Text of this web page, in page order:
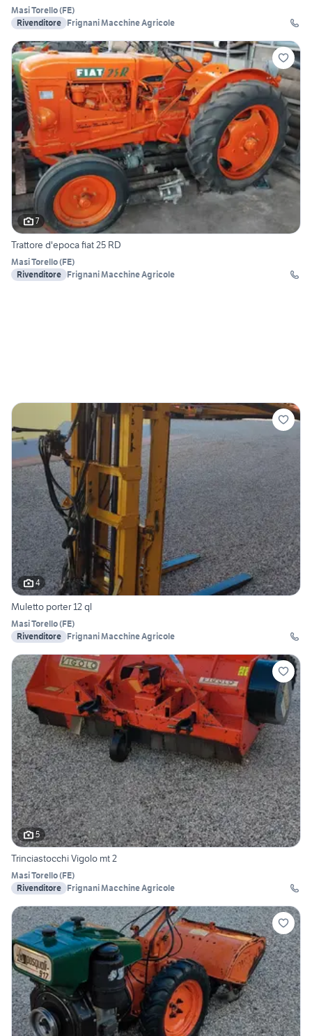
Masi Torello(FE)
Rivenditore Frignani Macchine Agricole
7
Trattore d'epoca fiat 25 RD
Masi Torello(FE)
Rivenditore Frignani Macchine Agricole
4
Muletto porter 12 ql
Masi Torello(FE)
Rivenditore Frignani Macchine Agricole
5
Trinciastocchi Vigolo mt 2
Masi Torello(FE)
Rivenditore Frignani Macchine Agricole